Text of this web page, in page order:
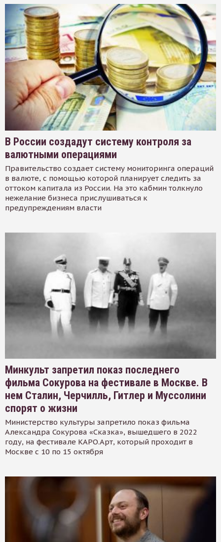
В России создадут систему контроля за
валютными операциями
Правительство создает систему мониторинга операций
в валюте, с помощью которой планирует следить за
оттоком капитала из России. На это кабмин толкнуло
нежелание бизнеса прислушиваться к
предупреждениям власти
Минкульт запретил показ последнего
фильма Сокурова на фестивале в Москве. В
нем Сталин, Черчилль, Гитлер и Муссолини
спорят о жизни
Министерство культуры запретило показ фильма
Александра Сокурова «Сказка», вышедшего в 2022
году, на фестивале КАРО.Арт, который проходит в
Москве с 10 по 15 октября